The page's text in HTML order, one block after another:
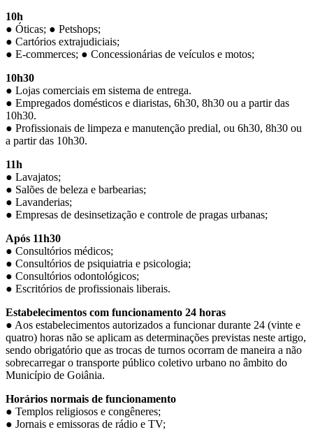
10h
● Óticas; ● Petshops;
● Cartórios extrajudiciais;
● E-commerces; ● Concessionárias de veículos e motos;
10h30
● Lojas comerciais em sistema de entrega.
● Empregados domésticos e diaristas, 6h30, 8h30 ou a partir das
10h30.
● Profissionais de limpeza e manutenção predial, ou 6h30, 8h30 ou
a partir das 10h30.
11h
● Lavajatos;
● Salões de beleza e barbearias;
● Lavanderias;
● Empresas de desinsetização e controle de pragas urbanas;
Após 11h30
● Consultórios médicos;
● Consultórios de psiquiatria e psicologia;
● Consultórios odontológicos;
● Escritórios de profissionais liberais.
Estabelecimentos com funcionamento 24 horas
● Aos estabelecimentos autorizados a funcionar durante 24 (vinte e
quatro) horas não se aplicam as determinações previstas neste artigo,
sendo obrigatório que as trocas de turnos ocorram de maneira a não
sobrecarregar o transporte público coletivo urbano no âmbito do
Município de Goiânia.
Horários normais de funcionamento
● Templos religiosos e congêneres;
● Jornais e emissoras de rádio e TV;